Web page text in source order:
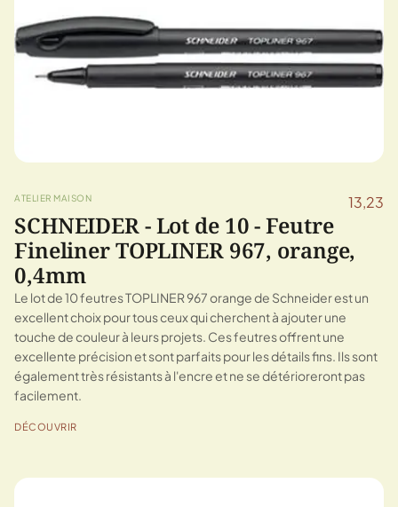
ATELIER MAISON 13,23
SCHNEIDER - Lot de 10 - Feutre
Fineliner TOPLINER 967, orange,
0,4mm
Le lot de 10 feutres TOPLINER 967 orange de Schneider est un
excellent choix pour tous ceux qui cherchent à ajouter une
touche de couleur à leurs projets. Ces feutres offrent une
excellente précision et sont parfaits pour les détails fins. Ils sont
également très résistants à l'encre et ne se détérioreront pas
facilement.
DÉCOUVRIR